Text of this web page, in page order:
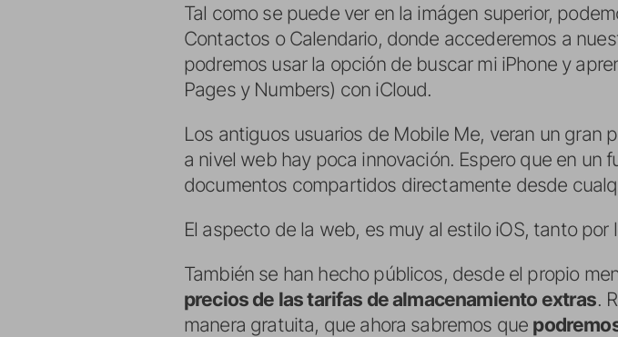
Tal como se puede ver en la imágen superior,
Contactos o Calendario, donde accederemos a
podremos usar la opción de buscar mi iPhone y
Pages y Numbers) con iCloud.
Los antiguos usuarios de Mobile Me, veran un gran
a nivel web hay poca innovación. Espero que en
documentos compartidos directamente desde
El aspecto de la web, es muy al estilo iOS, tanto
También se han hecho públicos, desde el propio
precios de las tarifas de almacenamiento extras.
manera gratuita, que ahora sabremos que